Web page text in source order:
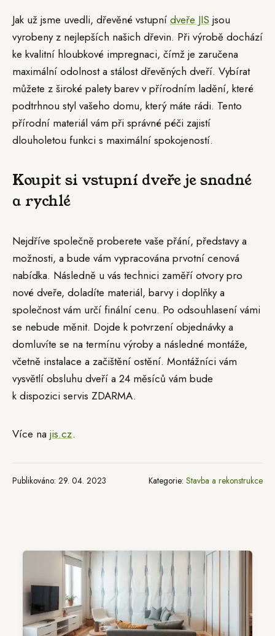
Jak už jsme uvedli, dřevěné vstupní dveře JIS jsou
vyrobeny z nejlepších našich dřevin. Při výrobě dochází
ke kvalitní hloubkové impregnaci, čímž je zaručena
maximální odolnost a stálost dřevěných dveří. Vybírat
můžete z široké palety barev v přírodním ladění, které
podtrhnou styl vašeho domu, který máte rádi. Tento
přírodní materiál vám při správné péči zajistí
dlouholetou funkci s maximální spokojeností.
Koupit si vstupní dveře je snadné
a rychlé
Nejdříve společně proberete vaše přání, představy a
možnosti, a bude vám vypracována prvotní cenová
nabídka. Následně u vás technici zaměří otvory pro
nové dveře, doladíte materiál, barvy i doplňky a
společnost vám určí finální cenu. Po odsouhlasení vámi
se nebude měnit. Dojde k potvrzení objednávky a
domluvíte se na termínu výroby a následné montáže,
včetně instalace a začištění ostění. Montážníci vám
vysvětlí obsluhu dveří a 24 měsíců vám bude
k dispozici servis ZDARMA.
Více na jis.cz.
Publikováno: 29. 04. 2023 Kategorie: Stavba a rekonstrukce